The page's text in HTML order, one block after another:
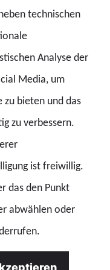
aus Politik,
und
soll
neben dem GdP-
der
CDU/CSU-Fraktion,
Professor für
der Bundeswehr
technischen
Analyse der
Media, um
zu bieten und das
zu verbessern.
ist freiwillig.
das den Punkt
abwählen oder